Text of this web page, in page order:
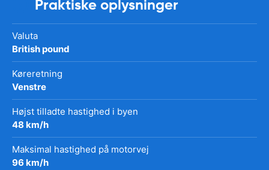
Praktiske oplysninger
Valuta
British pound
Køreretning
Venstre
Højst tilladte hastighed i byen
48 km/h
Maksimal hastighed på motorvej
96 km/h